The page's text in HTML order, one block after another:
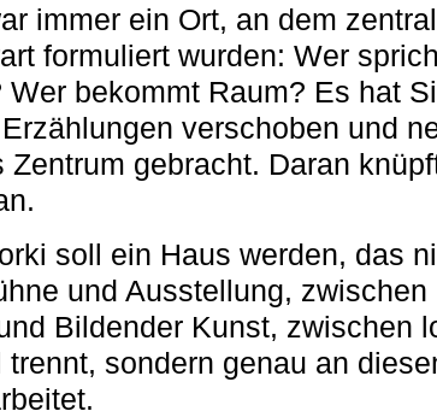
immer ein Ort, an dem
formuliert wurden: Wer
Wer bekommt Raum? Es hat
verschoben und
Zentrum gebracht. Daran
soll ein Haus werden, das
und Ausstellung, zwischen
Bildender Kunst, zwischen
trennt, sondern genau an